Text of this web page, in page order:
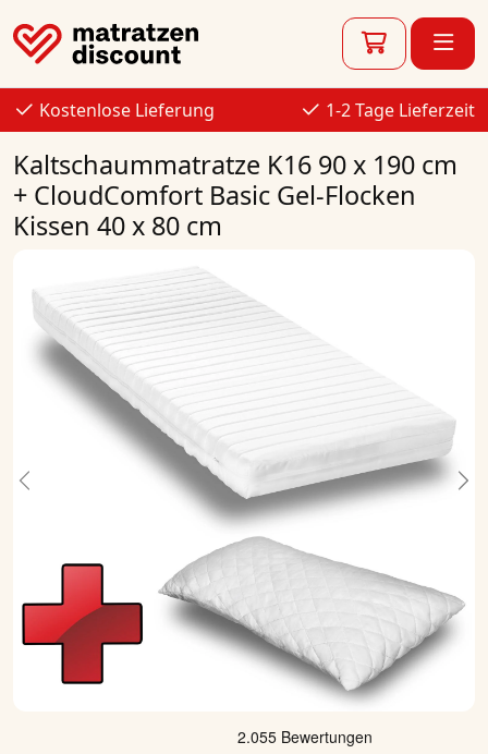
Kostenlose Lieferung 1-2 Tage Lieferzeit
Kaltschaummatratze K16 90 x 190 cm
+ CloudComfort Basic Gel-Flocken
Kissen 40 x 80 cm
Previous